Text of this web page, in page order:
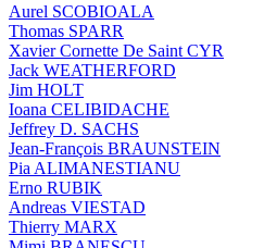
Aurel SCOBIOALA
Thomas SPARR
Xavier Cornette De Saint CYR
Jack WEATHERFORD
Jim HOLT
Ioana CELIBIDACHE
Jeffrey D. SACHS
Jean-François BRAUNSTEIN
Pia ALIMANESTIANU
Erno RUBIK
Andreas VIESTAD
Thierry MARX